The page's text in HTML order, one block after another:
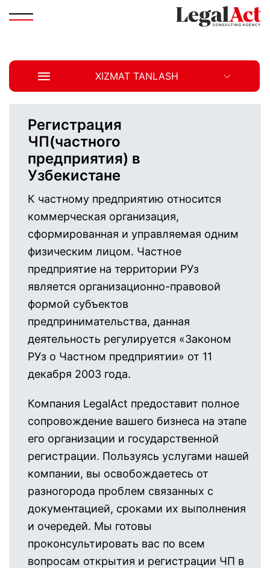
XIZMAT TANLASH
Регистрация
ЧП(частного
предприятия) в
Узбекистане
К частному предприятию относится
коммерческая организация,
cформированная и управляемая одним
физическим лицом. Частное
предприятие на территории РУз
является организационно-правовой
формой субъектов
предпринимательства, данная
деятельность регулируется «Законом
РУз о Частном предприятии» от 11
декабря 2003 года.
Компания LegalAct предоставит полное
сопровождение вашего бизнеса на этапе
его организации и государственной
регистрации. Пользуясь услугами нашей
компании, вы освобождаетесь от
разногорода проблем связанных с
документацией, сроками их выполнения
и очередей. Мы готовы
проконсультировать вас по всем
вопросам открытия и регистрации ЧП в